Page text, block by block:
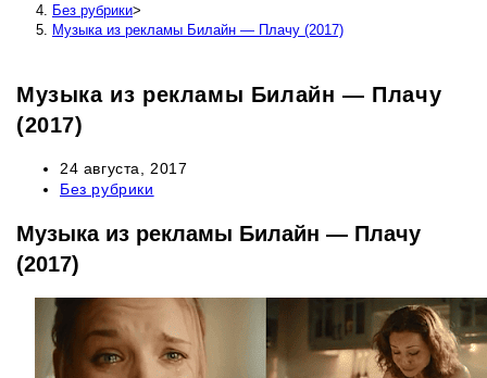
Без рубрики>
Музыка из рекламы Билайн — Плачу (2017)
Музыка из рекламы Билайн — Плачу
(2017)
Запись
опубликована:
24 августа, 2017
Рубрика
Без рубрики
Музыка из рекламы Билайн — Плачу
(2017)